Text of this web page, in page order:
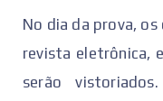
No dia da prova,
revista eletrônica,
serão